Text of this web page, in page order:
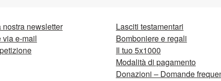
nostra newsletter
via e-mail
Lasciti testamentari
Bomboniere e regali
Il tuo 5x1000
Modalità di pagamento
Donazioni – Domande